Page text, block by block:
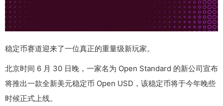
稳定币赛道迎来了一位真正的重量级新玩家。
北京时间 6 月 30 日晚，一家名为 Open Standard 的新公司宣布
将推出一款全新美元稳定币 Open USD，该稳定币将于今年晚些
时候正式上线。